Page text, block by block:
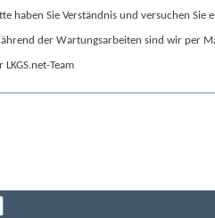
haben Sie Verständnis und versuchen Sie
der Wartungsarbeiten sind wir per
LKGS.net-Team